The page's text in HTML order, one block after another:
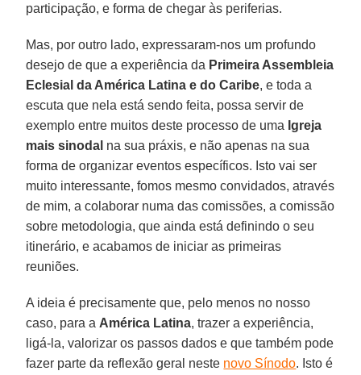
participação, e forma de chegar às periferias.
Mas, por outro lado, expressaram-nos um profundo
desejo de que a experiência da Primeira Assembleia
Eclesial da América Latina e do Caribe, e toda a
escuta que nela está sendo feita, possa servir de
exemplo entre muitos deste processo de uma Igreja
mais sinodal na sua práxis, e não apenas na sua
forma de organizar eventos específicos. Isto vai ser
muito interessante, fomos mesmo convidados, através
de mim, a colaborar numa das comissões, a comissão
sobre metodologia, que ainda está definindo o seu
itinerário, e acabamos de iniciar as primeiras
reuniões.
A ideia é precisamente que, pelo menos no nosso
caso, para a América Latina, trazer a experiência,
ligá-la, valorizar os passos dados e que também pode
fazer parte da reflexão geral neste novo Sínodo. Isto é